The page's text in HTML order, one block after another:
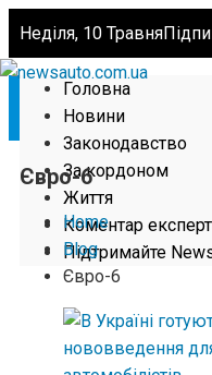
Неділя, 10 Травня
Головна
Новини
Законодавство
За кордоном
Життя
Коментар
Підтримайте
Євро-6
Home
Blog
Євро-6